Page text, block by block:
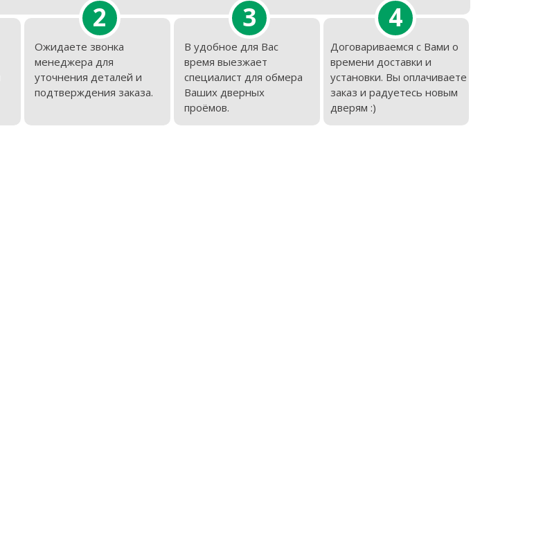
2
Ожидаете звонка
менеджера для
уточнения деталей и
подтверждения заказа.
3
В удобное для Вас
время выезжает
специалист для обмера
Ваших дверных
проёмов.
4
Договариваемся с Вами о
времени доставки и
установки. Вы оплачиваете
заказ и радуетесь новым
дверям :)